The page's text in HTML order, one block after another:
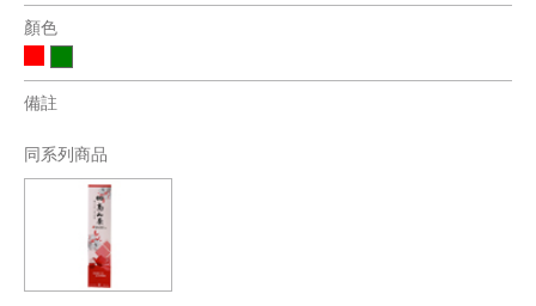
顏色
備註
同系列商品